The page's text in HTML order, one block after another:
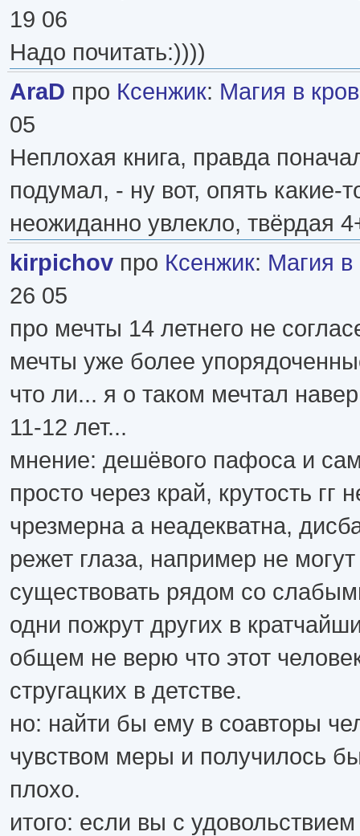
19 06
Надо почитать:))))
AraD про Ксенжик: Магия в
05
Неплохая книга, правда
подумал, - ну вот, опять
неожиданно увлекло, твёрдая
kirpichov про Ксенжик: Магия в
26 05
про мечты 14 летнего не
мечты уже более
что ли... я о таком мечтал
11-12 лет...
мнение: дешёвого пафоса и
просто через край, крутость гг
чрезмерна а неадекватна,
режет глаза, например не
существовать рядом со
одни пожрут других в
общем не верю что этот
стругацких в детстве.
но: найти бы ему в соавторы
чувством меры и получилось
плохо.
итого: если вы с